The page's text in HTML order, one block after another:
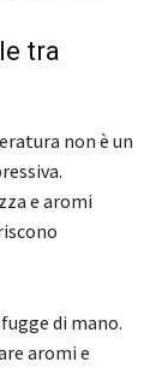
tra
non è un
e aromi
di mano.
aromi e